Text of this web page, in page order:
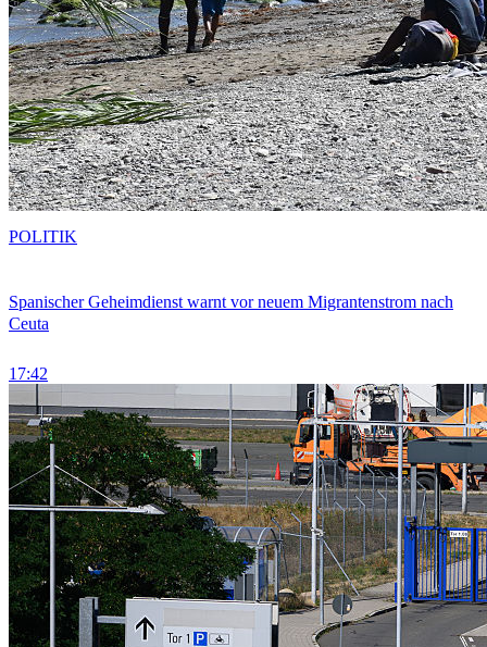
Spanischer Geheimdienst warnt vor neuem Migrantenstrom nach
Ceuta
17:42
POLITIK